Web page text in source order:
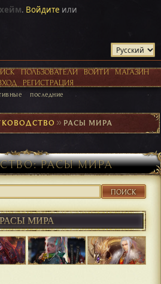
. Войдите или
ПОЛЬЗОВАТЕЛИ ВОЙТИ
МАГАЗИН
РЕГИСТРАЦИЯ
последние
►РАСЫ МИРА
РАСЫ МИРА
ПОИСК
РАСЫ МИРА